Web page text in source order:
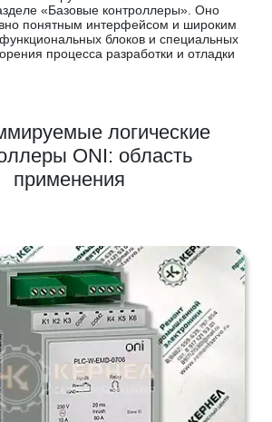
«Базовые контроллеры». Оно
понятным интерфейсом и широким
блоков и специальных
процесса разработки и отладки
логические
ONI: область
применения